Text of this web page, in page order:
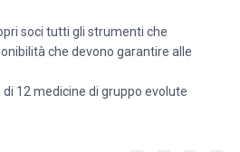
soci tutti gli strumenti che
che devono garantire alle
di 12 medicine di gruppo evolute